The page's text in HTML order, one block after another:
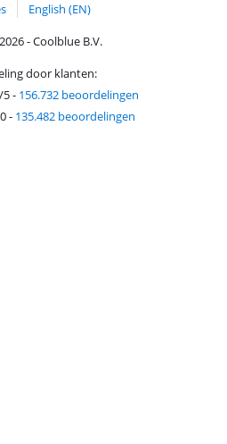
English (EN)
- Coolblue B.V.
door klanten:
5- 156.732 beoordelingen
- 135.482 beoordelingen